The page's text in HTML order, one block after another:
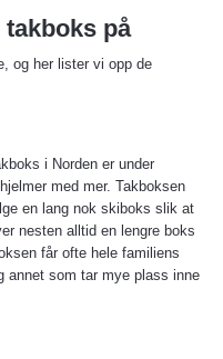
på
og her lister vi opp de
i Norden er under
med mer. Takboksen
en lang nok skiboks slik at
nesten alltid en lengre boks
får ofte hele familiens
annet som tar mye plass inne